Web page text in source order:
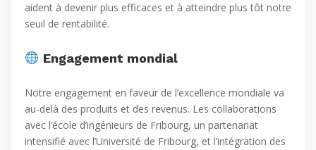
aident à devenir plus efficaces et à atteindre plus tôt notre
seuil de rentabilité.
Engagement mondial
Notre engagement en faveur de l’excellence mondiale va
au-delà des produits et des revenus. Les collaborations
avec l’école d’ingénieurs de Fribourg, un partenariat
intensifié avec l’Université de Fribourg, et l’intégration des